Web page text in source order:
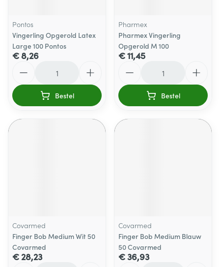
Pontos
Vingerling Opgerold Latex
Large 100 Pontos
€ 8,26
Bestel
Pharmex
Pharmex Vingerling
Opgerold M 100
€ 11,45
Bestel
Covarmed
Finger Bob Medium Wit 50
Covarmed
€ 28,23
Covarmed
Finger Bob Medium Blauw
50 Covarmed
€ 36,93